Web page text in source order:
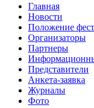
Главная
Новости
Положение
Организаторы
Партнеры
Представители
Анкета-заявка
Журналы
Фото